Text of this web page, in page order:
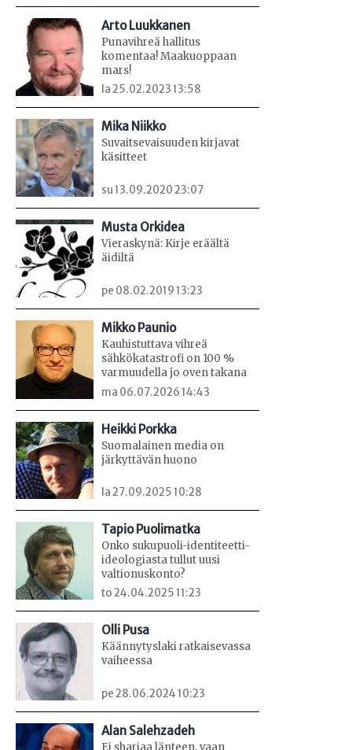
Arto Luukkanen
Punavihreä hallitus
komentaa! Maakuoppaan
mars!
la 25.02.2023 13:58
Mika Niikko
Suvaitsevaisuuden kirjavat
käsitteet
su 13.09.2020 23:07
Musta Orkidea
Vieraskynä: Kirje eräältä
äidiltä
pe 08.02.2019 13:23
Mikko Paunio
Kauhistuttava vihreä
sähkökatastrofi on 100 %
varmuudella jo oven takana
ma 06.07.2026 14:43
Heikki Porkka
Suomalainen media on
järkyttävän huono
la 27.09.2025 10:28
Tapio Puolimatka
Onko sukupuoli-identiteetti-
ideologiasta tullut uusi
valtionuskonto?
to 24.04.2025 11:23
Olli Pusa
Käännytyslaki ratkaisevassa
vaiheessa
pe 28.06.2024 10:23
Alan Salehzadeh